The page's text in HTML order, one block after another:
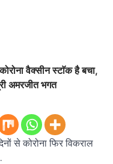
वैक्सीन स्टाॅक है बचा,
अमरजीत भगत
से कोरोना फिर विकराल